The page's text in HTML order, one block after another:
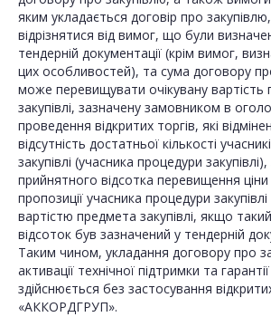
яким укладається договір про
відрізнятися від вимог, що були
тендерній документації (крім вимог,
цих особливостей), та сума договору
може перевищувати очікувану вартість
закупівлі, зазначену замовником в
проведення відкритих торгів, які
відсутність достатньої кількості
закупівлі (учасника процедури
прийнятного відсотка перевищення
пропозиції учасника процедури
вартістю предмета закупівлі, якщо
відсоток був зазначений у тендерній
Таким чином, укладання договору про
активації технічної підтримки та
здійснюється без застосування
«АККОРДГРУП».